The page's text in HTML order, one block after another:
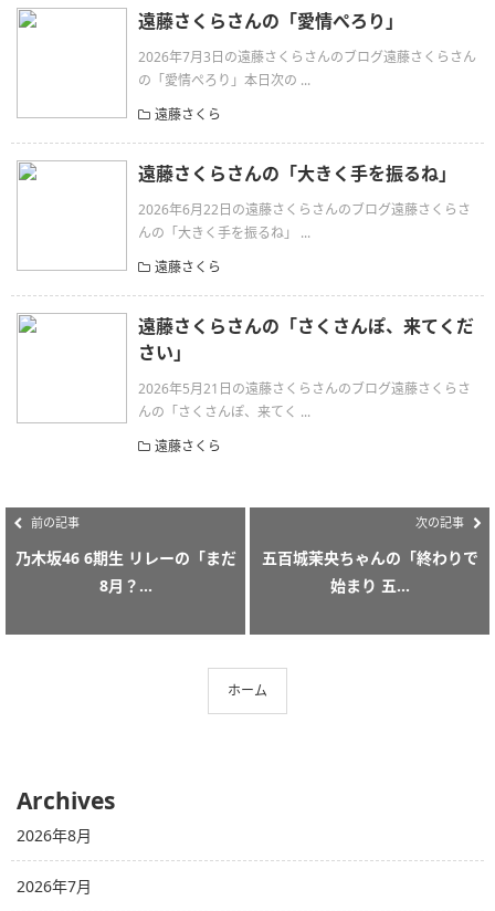
遠藤さくらさんの「愛情ぺろり」
2026年7月3日の遠藤さくらさんのブログ遠藤さくらさん
の「愛情ぺろり」本日次の ...
遠藤さくら
遠藤さくらさんの「大きく手を振るね」
2026年6月22日の遠藤さくらさんのブログ遠藤さくらさ
んの「大きく手を振るね」 ...
遠藤さくら
遠藤さくらさんの「さくさんぽ、来てくだ
さい」
2026年5月21日の遠藤さくらさんのブログ遠藤さくらさ
んの「さくさんぽ、来てく ...
遠藤さくら
前の記事
乃木坂46 6期生 リレーの「まだ
8月？...
次の記事
五百城茉央ちゃんの「終わりで
始まり 五...
ホーム
Archives
2026年8月
2026年7月